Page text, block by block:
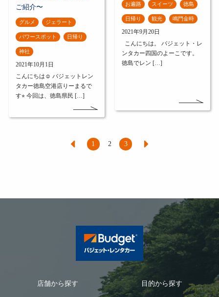
ご紹介〜
グルメ ジェラート
パワースポット 日帰り
神社
2021年10月1日
こんにちは☺︎ バジェットレン
タカー徳島空港店りーまるで
す⭐︎ 今回は、徳島県民 […]
お遍路 スイーツ 徳島
日帰り 観光 鳴門金時
2021年9月20日
こんにちは。 バジェット・レ
ンタカー四国のよーこです。
徳島でレン […]
1 2 3
店舗から探す 目的から探す